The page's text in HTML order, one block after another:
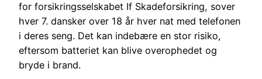
for forsikringsselskabet If Skadeforsikring, sover
hver 7. dansker over 18 år hver nat med telefonen
i deres seng. Det kan indebære en stor risiko,
eftersom batteriet kan blive overophedet og
bryde i brand.